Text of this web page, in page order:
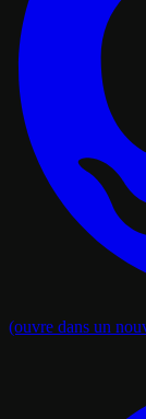
(ouvre dans un